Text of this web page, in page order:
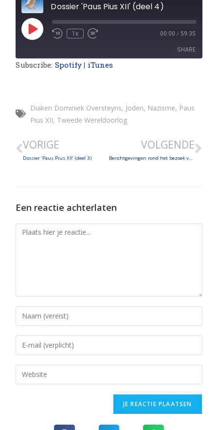
Dossier 'Paus Pius XII' (deel 4)
1x 00:00 / 59:35
SHARE
EMBED
Subscribe: Spotify | iTunes
Diaken Dominiek Oversteyns, Joden, Nazisme, Paus
Pius XII, Tweede Wereldoorlog
VORIGE
Dossier ‘Paus Pius XII’ (deel 3)
VOLGENDE
Berichtgevingen rond het bezoek van Paus Franciscus aan Marokko
Een reactie achterlaten